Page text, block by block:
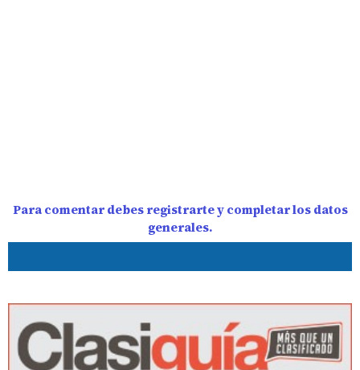
Para comentar debes registrarte y completar los datos
generales.